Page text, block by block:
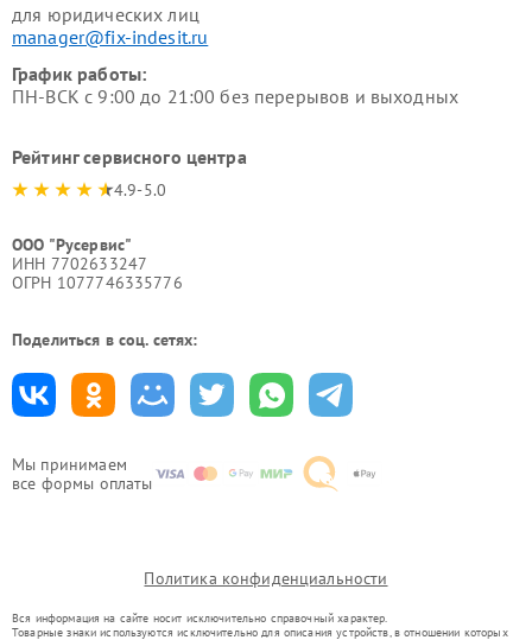
Мы принимаем
все формы оплаты
для юридических лиц
manager@fix-indesit.ru
График работы:
ПН-ВСК с 9:00 до 21:00 без перерывов и выходных
Рейтинг сервисного центра
4.9-5.0
ООО "Русервис"
ИНН 7702633247
ОГРН 1077746335776
Поделиться в соц. сетях:
Политика конфиденциальности
Вся информация на сайте носит исключительно справочный характер.
Товарные знаки используются исключительно для описания устройств, в отношении которых